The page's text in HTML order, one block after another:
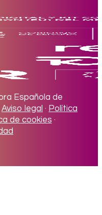
Española de
Aviso legal · Política
de cookies ·